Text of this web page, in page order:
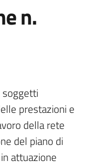
n.
prestazioni e
della rete
del piano di
attuazione